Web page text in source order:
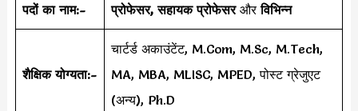
पदों का नाम:- प्रोफेसर, सहायक प्रोफेसर औरविभिन्न
शैक्षिक योग्यता:-
चार्टर्ड अकाउंटेंट, M.Com, M.Sc, M.Tech,
MA, MBA, MLISC, MPED, पोस्ट ग्रेजुएट
(अन्य), Ph.D